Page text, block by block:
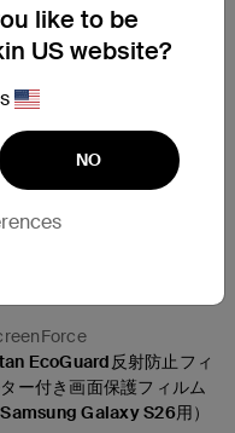
EcoGuard反射防止フィ
ー付き画面保護フィルム
Samsung Galaxy S26用）
like to be
US website?
NO